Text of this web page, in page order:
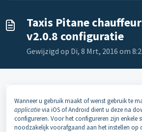
Taxis Pitane
v2.0.8 configuratie
Gewijzigd op Di, 8 Mrt, 2016 om
Wanneer u gebruik maakt of wenst gebruik te
applicatievia iOS of Android dient u deze na
configureren. Voor het configureren zijn enkele
noodzakelijk voorafgaand aan het instellen op